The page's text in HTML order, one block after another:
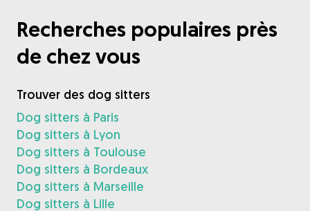
Recherches populaires près
de chez vous
Trouver des dog sitters
Dog sitters à Paris
Dog sitters à Lyon
Dog sitters à Toulouse
Dog sitters à Bordeaux
Dog sitters à Marseille
Dog sitters à Lille